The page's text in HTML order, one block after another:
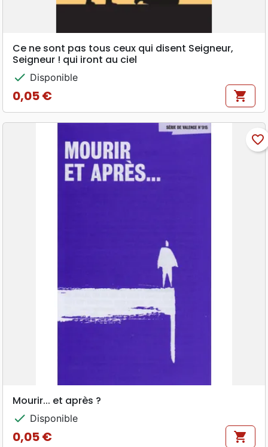
Ce ne sont pas tous ceux qui disent Seigneur,
Seigneur ! qui iront au ciel
check Disponible
Prix
0,05 € shopping_cart
favorite_border
Mourir... et après ?
check Disponible
Prix
0,05 € shopping_cart